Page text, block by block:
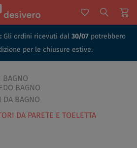
Gli ordini ricevuti dal 30/07 potrebbero
per le chiusure estive.
BAGNO
BAGNO
DA BAGNO
DA PARETE E TOELETTA